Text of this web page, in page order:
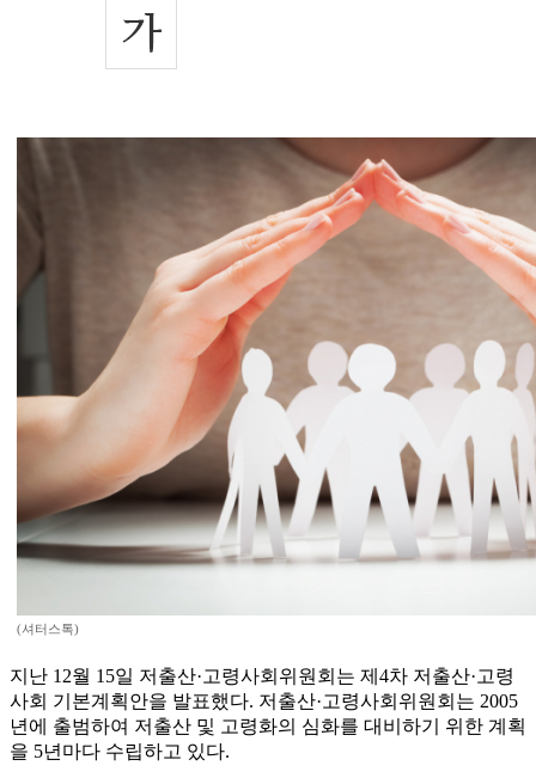
(셔터스톡)
지난 12월 15일 저출산·고령사회위원회는 제4차 저출산·고령
사회 기본계획안을 발표했다. 저출산·고령사회위원회는 2005
년에 출범하여 저출산 및 고령화의 심화를 대비하기 위한 계획
을 5년마다 수립하고 있다.